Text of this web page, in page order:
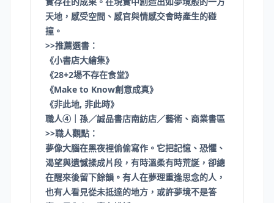
天地，感受空間、感官與情感交會時產生的碰
撞。
>>推薦選書：​
《小書店大繪集》
《28+2場不存在食堂》
《Make to Know創意成真》
《非此地, 非此時》
職人④｜孫／誠品書店南紡店／藝術、商業書區
>>職人觀點：
夢像大腦在黑夜裡偷偷寫作。它把記憶、恐懼、
渴望與遺憾揉成片段，有時溫柔有時荒誕，卻總
在醒來後留下餘韻。有人在夢理重逢思念的人，
也有人看見從未抵達的地方，或許夢境不是答